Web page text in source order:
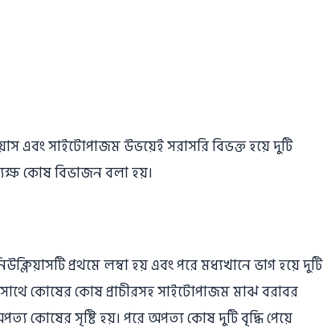
এবং সাইটোপাজম উভয়েই সরাসরি বিভক্ত হয়ে দুটি
কোষ বিভাজন বলা হয়।
প্রথমে লম্বা হয় এবং পরে মধ্যখানে ভাগ হয়ে দুটি
কোষের কোষ প্রাচীরসহ সাইটোপাজম মাঝ বরাবর
কোষের সৃষ্টি হয়। পরে অপত্য কোষ দুটি বৃদ্ধি পেয়ে